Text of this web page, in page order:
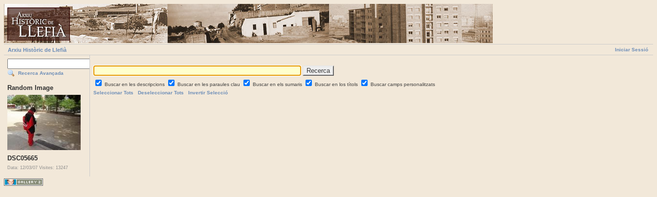
Iniciar Sessió
Arxiu Històric de Llefià
Recerca Avançada
Random Image
DSC05665
Data: 12/03/07 Visites: 13247
Buscar en les descripcions Buscar en les paraules clau Buscar en els sumaris Buscar en los títols
Buscar camps personalitzats
Seleccionar Tots
Deseleccionar Tots Invertir Selecció